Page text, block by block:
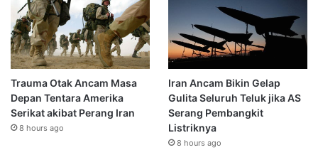
Trauma Otak Ancam Masa
Depan Tentara Amerika
Serikat akibat Perang Iran
8 hours ago
Iran Ancam Bikin Gelap
Gulita Seluruh Teluk jika AS
Serang Pembangkit
Listriknya
8 hours ago